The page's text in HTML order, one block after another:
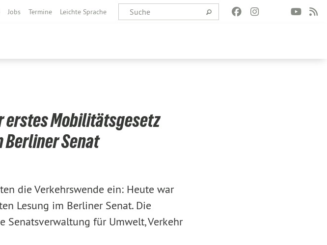
Jobs Termine Leichte Sprache
erstes Mobilitätsgesetz
Berliner Senat
die Verkehrswende ein: Heute war
Lesung im Berliner Senat. Die
für Umwelt, Verkehr